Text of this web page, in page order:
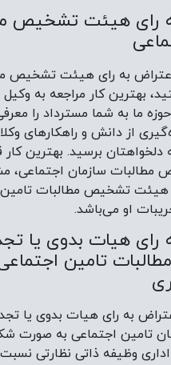
رای هیئت تشخیص
اعتراض به رای هیئت تشخیص
بهترین کار مراجعه به وکیل
ما به شما مسترداد را
از دانش و راهکار‌های
دلخواهتان برسید. بهترین کار
سازمان اجتماعی،
هیئت تشخیص مطالبات
او می‌باشد.
رای هیات بدوی یا
تامین
به رای هیات بدوی یا
تامین اجتماعی به
وظیفه ذاتی نظارتی